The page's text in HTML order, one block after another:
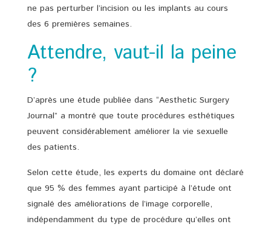
ne pas perturber l’incision ou les implants au cours
des 6 premières semaines.
Attendre, vaut-il la peine
?
D’après une étude publiée dans “Aesthetic Surgery
Journal” a montré que toute procédures esthétiques
peuvent considérablement améliorer la vie sexuelle
des patients.
Selon cette étude, les experts du domaine ont déclaré
que 95 % des femmes ayant participé à l’étude ont
signalé des améliorations de l’image corporelle,
indépendamment du type de procédure qu’elles ont